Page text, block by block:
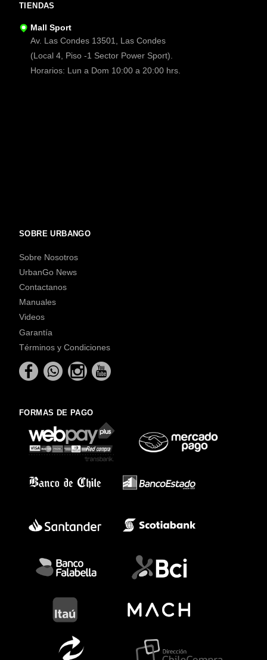
TIENDAS
Mall Sport
Av. Las Condes 13501, Las Condes
(Local 4, Piso -1 Sector Power Sport).
Horarios: Lun a Dom 10:00 a 20:00 hrs.
SOBRE URBANGO
Sobre Nosotros
UrbanGo News
Contactanos
Manuales
Videos
Garantía
Términos y Condiciones
FORMAS DE PAGO